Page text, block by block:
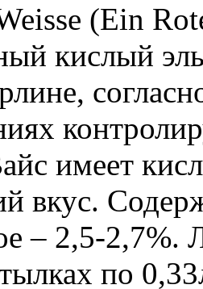
(Ein
кислый
имеет
вкус.
– 2,5-2,7%.
по